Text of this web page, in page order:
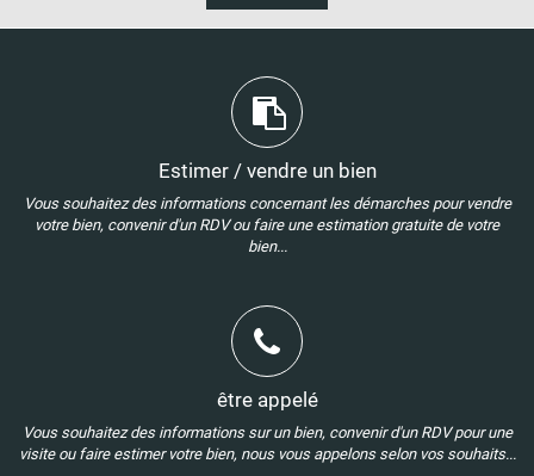
Estimer / vendre un bien
Vous souhaitez des informations concernant les démarches pour vendre
votre bien, convenir d'un RDV ou faire une estimation gratuite de votre
bien...
être appelé
Vous souhaitez des informations sur un bien, convenir d'un RDV pour une
visite ou faire estimer votre bien, nous vous appelons selon vos souhaits...